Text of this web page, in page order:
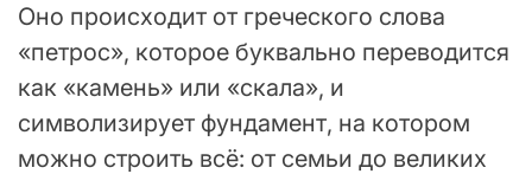
Оно происходит от греческого слова
«петрос», которое буквально переводится
как «камень» или «скала», и
символизирует фундамент, на котором
можно строить всё: от семьи до великих